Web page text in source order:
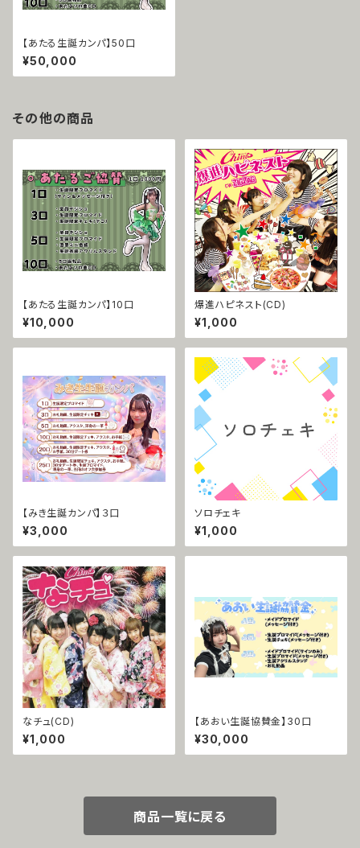
【あたる生誕カンパ】50口
¥50,000
その他の商品
【あたる生誕カンパ】10口
¥10,000
爆進ハピネスト(CD)
¥1,000
【みき生誕カンパ】３口
¥3,000
ソロチェキ
¥1,000
なチュ(CD)
¥1,000
【あおい生誕協賛金】30口
¥30,000
商品一覧に戻る